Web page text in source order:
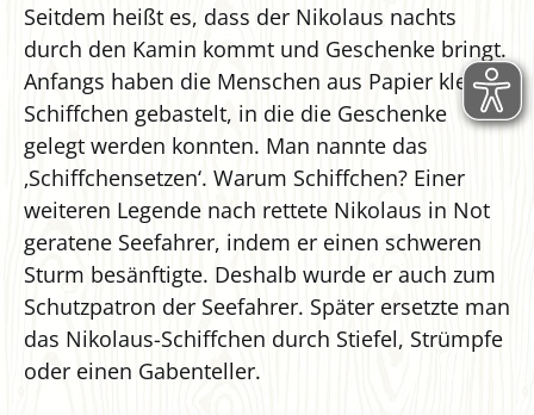
Seitdem heißt es, dass der Nikolaus nachts
durch den Kamin kommt und Geschenke bringt.
Anfangs haben die Menschen aus Papier kleine
Schiffchen gebastelt, in die die Geschenke
gelegt werden konnten. Man nannte das
‚Schiffchensetzen‘. Warum Schiffchen? Einer
weiteren Legende nach rettete Nikolaus in Not
geratene Seefahrer, indem er einen schweren
Sturm besänftigte. Deshalb wurde er auch zum
Schutzpatron der Seefahrer. Später ersetzte man
das Nikolaus-Schiffchen durch Stiefel, Strümpfe
oder einen Gabenteller.